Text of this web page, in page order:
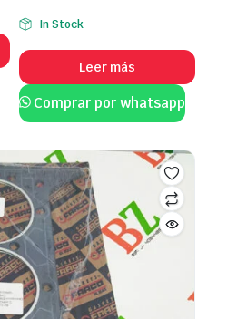
In Stock
Leer más
Comprar por whatsapp